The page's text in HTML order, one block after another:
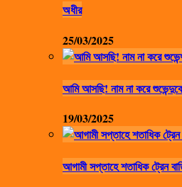
অধীর
25/03/2025
আমি আসছি! নাম না করে
19/03/2025
আগামী সপ্তাহে শতাধিক ট্রেন